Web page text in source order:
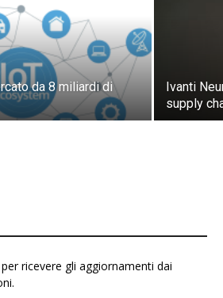
da 8 miliardi di
Ivanti
supply
ricevere gli aggiornamenti dai